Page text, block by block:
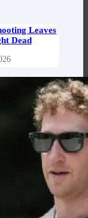
Leaves
Dead